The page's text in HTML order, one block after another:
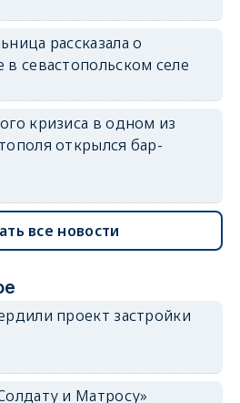
рассказала о
севастопольском селе
кризиса в одном из
открылся бар-
все новости
проект застройки
и Матросу»